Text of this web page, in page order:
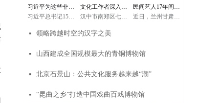
起中国，就会想起
万里长城；提起中
华文明，也会想起
长江、黄河等都是
中华民族的重要象
神的重要标志。我
们一定要重视历史
生生不息的根脉。
（文字记者：张晓
者：鞠鹏、谢环
驰）
他强调，对优秀传
统文化的传承弘扬
要给予支持和扶
国粹。敦煌文化展
示了中华民族的文
自信的文明才能在
保持自己特色的同
成果。今天我们要
铸就中华文化新辉
大的胸怀，更加广
泛地开展同各国的
他强调，对优秀传
统文化的传承弘扬
要给予支持和扶
自信的文明才能在
保持自己特色的同
成果。今天我们要
铸就中华文化新辉
大的胸怀，更加广
泛地开展同各国的
习近平为这些非遗
项目点赞
习近平总书记15日
察调研。在赤峰博
物馆，习近平了解
诗《格萨（斯）
尔》非物质文化遗
谈。
文化工作者深入群
众才能有“生
活”——记汉中市南
汉中市南郑区七鸭
西8公里处，这个山
沟沟里的小村子只
在这几年在村容村
貌方面发生了翻天
些成绩，得益于当
地政府和各级部门
不开。他就是南郑
区文化馆馆长王庆
民间艺人17年间制
作2000多张傩面具
近日，兰州甘肃民
张傩面具，从封神
演义中的神话人物
表人物再到民间传
说等，他都要仔细
面具的寓意，然后
画创作稿，湿木头
넷 领略跨越时空的汉字之美
넷 山西建成全国规模最大的青铜博物馆
넷 北京石景山：公共文化服务越来越“潮”
넷 “昆曲之乡”打造中国戏曲百戏博物馆